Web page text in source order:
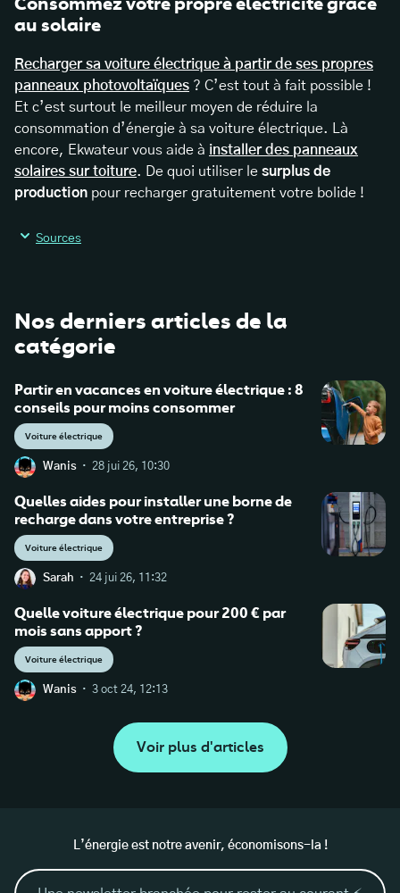
au solaire
Recharger sa voiture électrique à partir de ses propres
panneaux photovoltaïques ? C’est tout à fait possible !
Et c’est surtout le meilleur moyen de réduire la
consommation d’énergie à sa voiture électrique. Là
encore, Ekwateur vous aide à installer des panneaux
solaires sur toiture. De quoi utiliser le surplus de
production pour recharger gratuitement votre bolide !
Sources
Nos derniers articles de la
catégorie
Partir en vacances en voiture électrique : 8
conseils pour moins consommer
Voiture électrique
Wanis · 28 jui 26, 10:30
Quelles aides pour installer une borne de
recharge dans votre entreprise ?
Voiture électrique
Sarah · 24 jui 26, 11:32
Quelle voiture électrique pour 200 € par
mois sans apport ?
Voiture électrique
Wanis · 3 oct 24, 12:13
Voir plus d'articles
L’énergie est notre avenir, économisons-la !